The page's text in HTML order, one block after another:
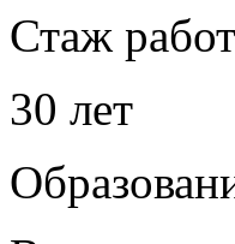
Стаж
30 лет